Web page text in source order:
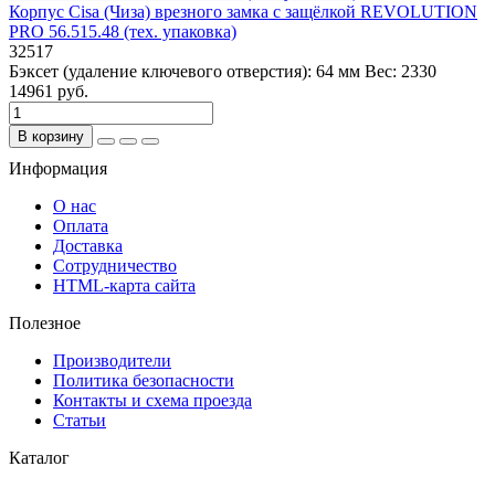
Корпус Cisa (Чиза) врезного замка с защёлкой REVOLUTION
PRO 56.515.48 (тех. упаковка)
32517
Бэксет (удаление ключевого отверстия): 64 мм Вес: 2330
14961 руб.
В корзину
Информация
О нас
Оплата
Доставка
Сотрудничество
HTML-карта сайта
Полезное
Производители
Политика безопасности
Контакты и схема проезда
Статьи
Каталог